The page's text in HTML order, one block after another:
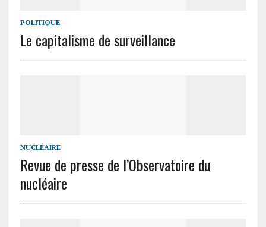
POLITIQUE
Le capitalisme de surveillance
NUCLÉAIRE
Revue de presse de l’Observatoire du
nucléaire